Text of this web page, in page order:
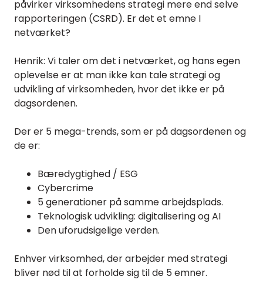
påvirker virksomhedens strategi mere end selve
rapporteringen (CSRD). Er det et emne I
netværket?
Henrik: Vi taler om det i netværket, og hans egen
oplevelse er at man ikke kan tale strategi og
udvikling af virksomheden, hvor det ikke er på
dagsordenen.
Der er 5 mega-trends, som er på dagsordenen og
de er:
Bæredygtighed / ESG
Cybercrime
5 generationer på samme arbejdsplads.
Teknologisk udvikling: digitalisering og AI
Den uforudsigelige verden.
Enhver virksomhed, der arbejder med strategi
bliver nød til at forholde sig til de 5 emner.